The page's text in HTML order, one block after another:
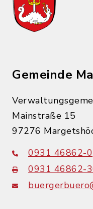
Gemeinde
Mainstraße 15
97276
0931 46862-0
0931 46862-